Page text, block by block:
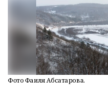
Фото Фаиля Абсатарова.